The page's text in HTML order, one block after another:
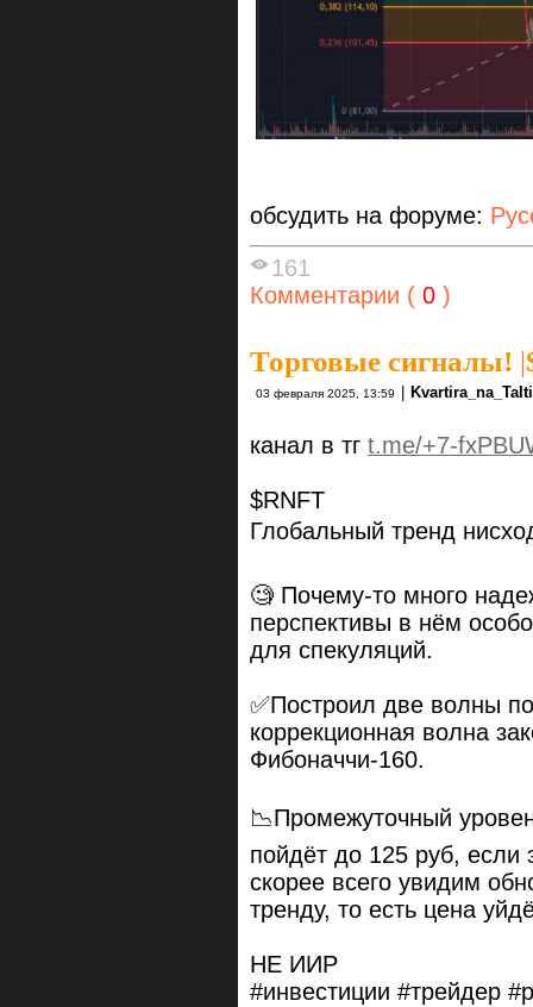
обсудить на форуме:
161
Комментарии ( 0 )
Торговые сигналы! |
03 февраля 2025, 13:59
канал в тг t.me/+7-
$RNFT
Глобальный тренд
🧐 Почему-то много
перспективы в нём
для спекуляций.
✅Построил две волны
коррекционная волна
Фибоначчи-160.
📉Промежуточный
пойдёт до 125 руб, если
скорее всего увидим
тренду, то есть цена
НЕ ИИР
#инвестиции #трейдер